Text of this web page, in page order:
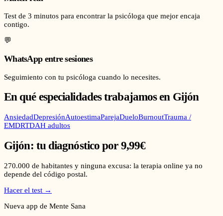
Test de 3 minutos para encontrar la psicóloga que mejor encaja
contigo.
💬
WhatsApp entre sesiones
Seguimiento con tu psicóloga cuando lo necesites.
En qué especialidades trabajamos en Gijón
AnsiedadDepresiónAutoestimaParejaDueloBurnoutTrauma /
EMDRTDAH adultos
Gijón: tu diagnóstico por 9,99€
270.000 de habitantes y ninguna excusa: la terapia online ya no
depende del código postal.
Hacer el test →
Nueva app de Mente Sana